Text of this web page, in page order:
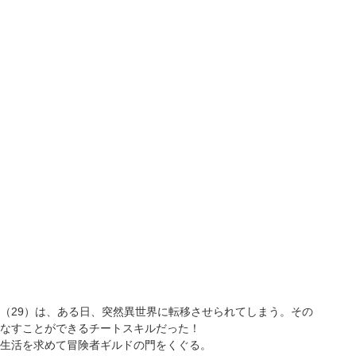
29）は、ある日、突然異世界に転移させられてしまう。その
すことができるチートスキルだった！
を求めて冒険者ギルドの門をくぐる。